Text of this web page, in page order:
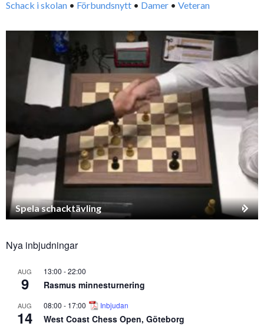
Schack i skolan • Förbundsnytt • Damer • Veteran
Spela schacktävling
Nya inbjudningar
AUG
9
13:00 -22:00
Rasmus minnesturnering
AUG
14
08:00 - 17:00 Inbjudan
West Coast Chess Open, Göteborg